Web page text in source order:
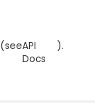
(seeAPI
Docs
).